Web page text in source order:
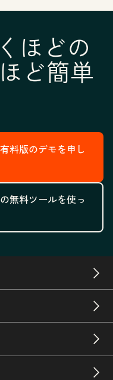
ほどの
ど簡単
料版のデモを申し
無料ツールを使っ